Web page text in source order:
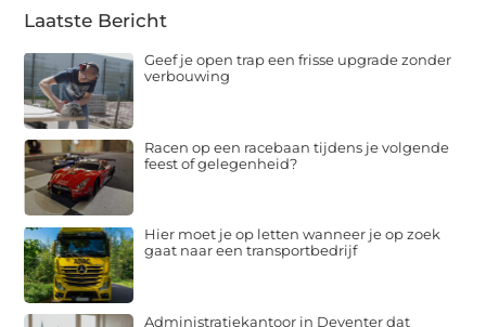
Laatste Bericht
Geef je open trap een frisse upgrade zonder
verbouwing
Racen op een racebaan tijdens je volgende
feest of gelegenheid?
Hier moet je op letten wanneer je op zoek
gaat naar een transportbedrijf
Administratiekantoor in Deventer dat